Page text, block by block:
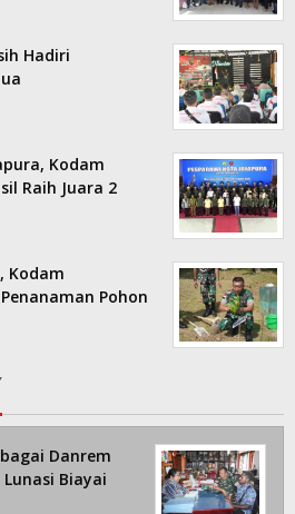
Hadiri
Kodam
Raih Juara 2
Kodam
Pohon
Danrem
Lunasi Biayai